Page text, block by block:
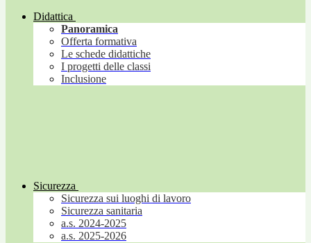
Didattica
Panoramica
Offerta formativa
Le schede didattiche
I progetti delle classi
Inclusione
Sicurezza
Sicurezza sui luoghi di lavoro
Sicurezza sanitaria
a.s. 2024-2025
a.s. 2025-2026